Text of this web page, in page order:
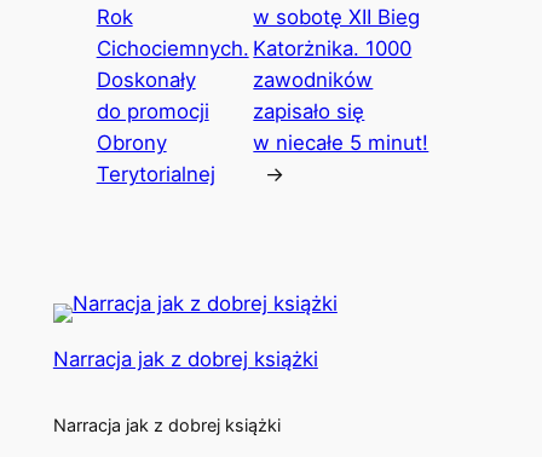
Rok
Cichociemnych.
Doskonały
do promocji
Obrony
Terytorialnej
w sobotę XII Bieg
Katorżnika. 1000
zawodników
zapisało się
w niecałe 5 minut!
→
Narracja jak z dobrej książki
Narracja jak z dobrej książki